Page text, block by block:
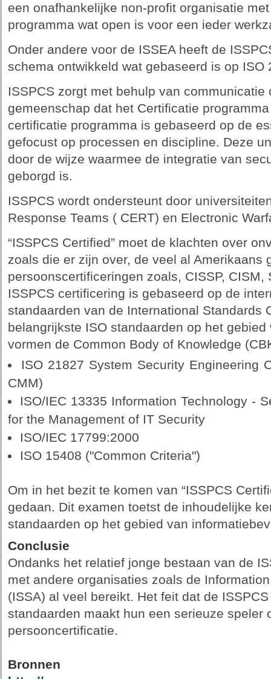
een onafhankelijke non-profit organisatie
programma wat open is voor een ieder
Onder andere voor de ISSEA heeft de
schema ontwikkeld wat gebaseerd is op ISO
ISSPCS zorgt met behulp van
gemeenschap dat het Certificatie
certificatie programma is gebaseerd op de
gefocust op processen en discipline. Deze
door de wijze waarmee de integratie van
geborgd is.
ISSPCS wordt ondersteunt door
Response Teams ( CERT) en Electronic
“ISSPCS Certified” moet de klachten over
zoals die er zijn over, de veel al Amerikaans
persoonscertificeringen zoals, CISSP, CISM,
ISSPCS certificering is gebaseerd op de
standaarden van de International Standards
belangrijkste ISO standaarden op het
vormen de Common Body of Knowledge
ISO 21827 System Security Engineering
CMM)
ISO/IEC 13335 Information Technology -
for the Management of IT Security
ISO/IEC 17799:2000
ISO 15408 ("Common Criteria")
Om in het bezit te komen van “ISSPCS
gedaan. Dit examen toetst de inhoudelijke
standaarden op het gebied van
Conclusie
Ondanks het relatief jonge bestaan van de
met andere organisaties zoals de
(ISSA) al veel bereikt. Het feit dat de
standaarden maakt hun een serieuze speler
persooncertificatie.
Bronnen